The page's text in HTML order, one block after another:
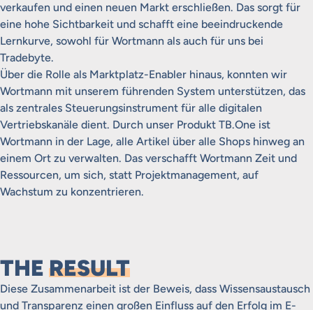
verkaufen und einen neuen Markt erschließen. Das sorgt für
eine hohe Sichtbarkeit und schafft eine beeindruckende
Lernkurve, sowohl für Wortmann als auch für uns bei
Tradebyte.
Über die Rolle als Marktplatz-Enabler hinaus, konnten wir
Wortmann mit unserem führenden System unterstützen, das
als zentrales Steuerungsinstrument für alle digitalen
Vertriebskanäle dient. Durch unser Produkt TB.One ist
Wortmann in der Lage, alle Artikel über alle Shops hinweg an
einem Ort zu verwalten. Das verschafft Wortmann Zeit und
Ressourcen, um sich, statt Projektmanagement, auf
Wachstum zu konzentrieren.
THE RESULT
Diese Zusammenarbeit ist der Beweis, dass Wissensaustausch
und Transparenz einen großen Einfluss auf den Erfolg im E-